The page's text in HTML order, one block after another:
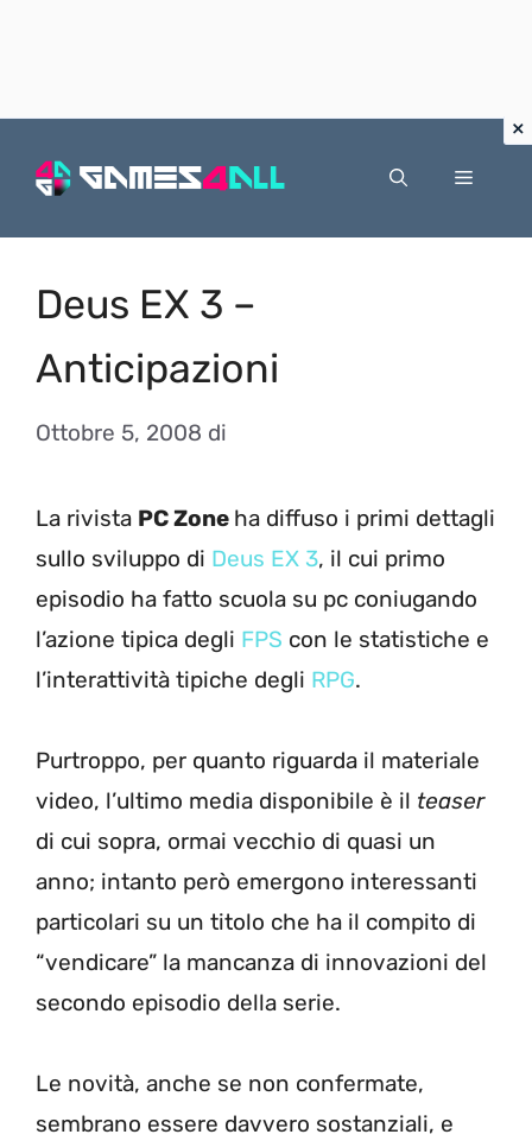
Menu
Deus EX 3 –
Anticipazioni
Ottobre 5, 2008 di
La rivista PC Zone ha diffuso i primi dettagli
sullo sviluppo di Deus EX 3, il cui primo
episodio ha fatto scuola su pc coniugando
l’azione tipica degli FPS con le statistiche e
l’interattività tipiche degli RPG.
Purtroppo, per quanto riguarda il materiale
video, l’ultimo media disponibile è il teaser
di cui sopra, ormai vecchio di quasi un
anno; intanto però emergono interessanti
particolari su un titolo che ha il compito di
“vendicare” la mancanza di innovazioni del
secondo episodio della serie.
Le novità, anche se non confermate,
sembrano essere davvero sostanziali, e